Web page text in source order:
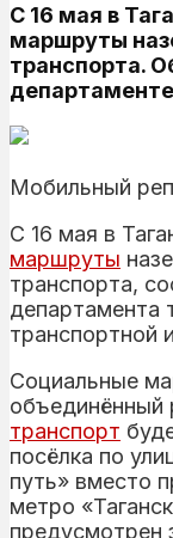
С 16 мая в
маршруты
транспорта.
Мобильный
С 16 мая в
маршруты
транспорта,
департамента
транспортной
Социальные
транспорт
посёлка по
путь» вместо
метро